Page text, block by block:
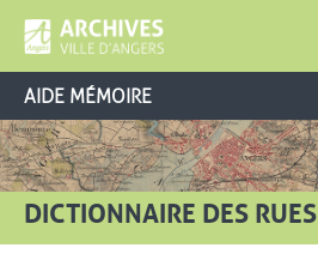
AIDE MÉMOIRE
DICTIONNAIRE DES RUES